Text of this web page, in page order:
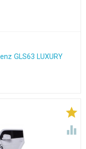
GLS63 LUXURY

